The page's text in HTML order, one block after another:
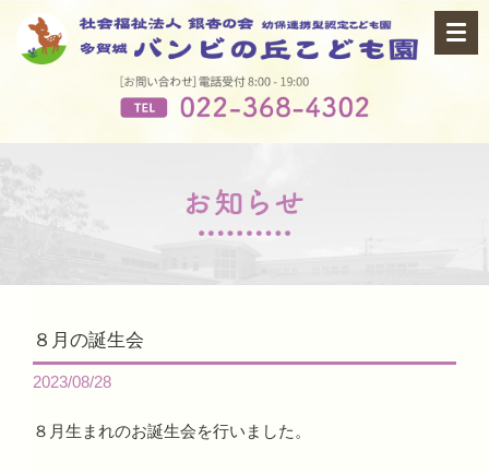
８月の誕生会
2023/08/28
８月生まれのお誕生会を行いました。